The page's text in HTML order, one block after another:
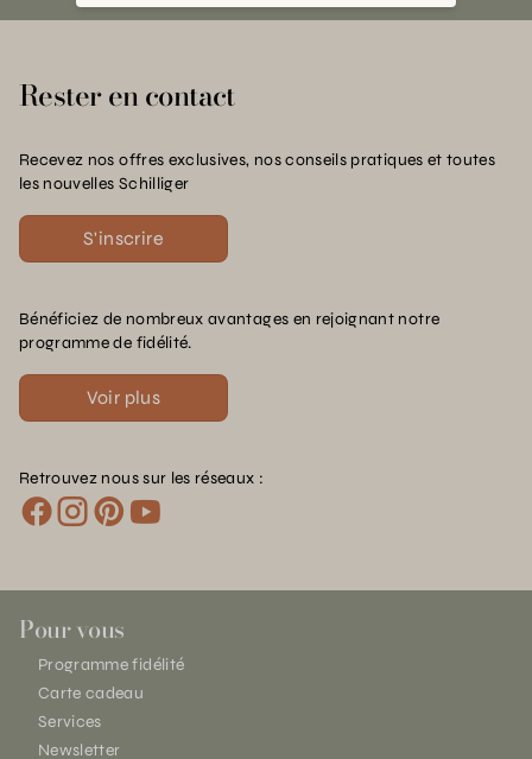
Rester en contact
Recevez nos offres exclusives, nos conseils pratiques et toutes
les nouvelles Schilliger
S'inscrire
Bénéficiez de nombreux avantages en rejoignant notre
programme de fidélité.
Voir plus
Retrouvez nous sur les réseaux :
Pour vous
Programme fidélité
Carte cadeau
Services
Newsletter